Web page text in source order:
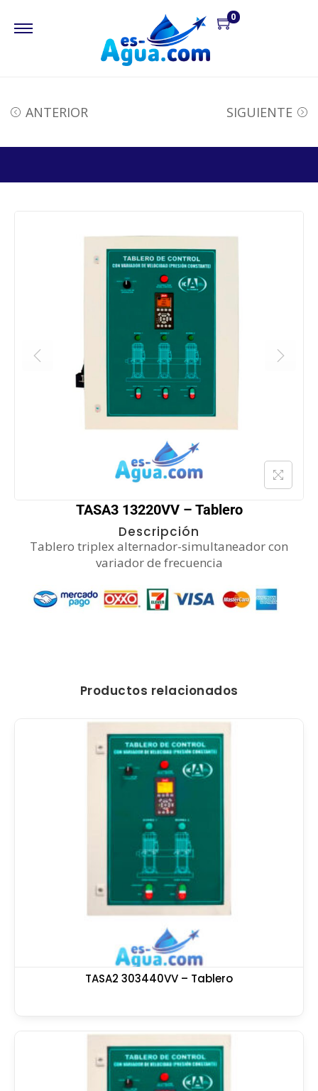
0
ANTERIOR SIGUIENTE
TASA3 13220VV – Tablero
Descripción
Tablero triplex alternador-simultaneador con
variador de frecuencia
Productos relacionados
TASA2 303440VV – Tablero